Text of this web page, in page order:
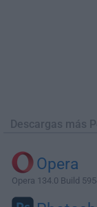
Descargas más
Opera
Opera 134.0 Build